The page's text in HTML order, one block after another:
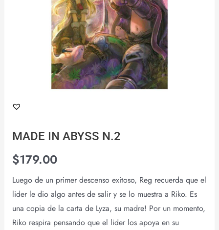
MADE IN ABYSS N.2
$179.00
Luego de un primer descenso exitoso, Reg recuerda que el
lider le dio algo antes de salir y se lo muestra a Riko. Es
una copia de la carta de Lyza, su madre! Por un momento,
Riko respira pensando que el lider los apoya en su